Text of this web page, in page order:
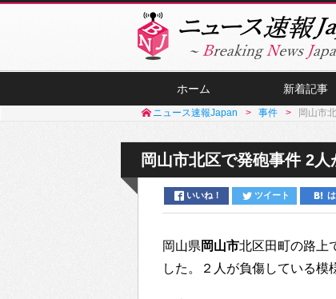
ホーム 新着記事
ニュース速報Japan 事件 岡山市
岡山市北区で発砲事件 2
いいね！ ツイート
岡山県 岡山市北区田町の路上
した。２人が負傷している模